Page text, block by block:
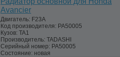
Avancier
Двигатель: F23A
Код производителя: PA50005
Кузов: TA1
Производитель: TADASHI
Серийный номер: PA50005
Состояние: новая